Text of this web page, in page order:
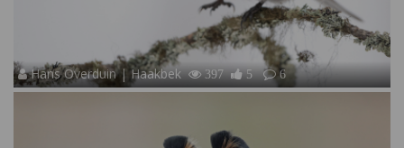
Hans Overduin | Haakbek 397 5 6